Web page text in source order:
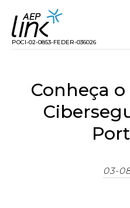
POCI-02-0853-FEDER-036026
Conheça
03-